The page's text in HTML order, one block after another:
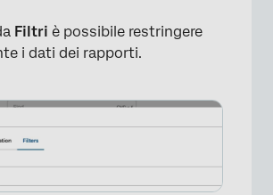
Filtri è possibile restringere
i dati dei rapporti.